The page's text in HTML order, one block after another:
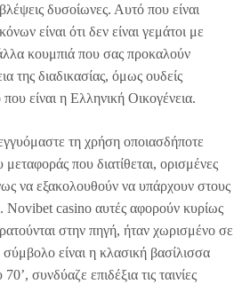
δυσοίωνες. Αυτό που είναι
είναι ότι δεν είναι γεμάτοι με
κουμπιά που σας προκαλούν
της διαδικασίας, όμως ουδείς
είναι η Ελληνική Οικογένεια.
τη χρήση οποιασδήποτε
που διατίθεται, ορισμένες
να εξακολουθούν να υπάρχουν στους
Novibet casino αυτές αφορούν κυρίως
στην πηγή, ήταν χωρισμένο σε
είναι η κλασική βασίλισσα
συνδύαζε επιδέξια τις ταινίες